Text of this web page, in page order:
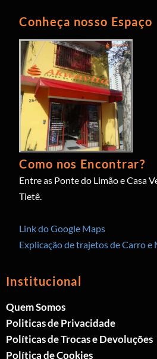
Conheça nosso Espaço
Como nos Encontrar?
Entre as Ponte do Limão e Casa
Tietê.
Link do Google Maps
Explicação de trajetos de Carro e
Institucional
Quem Somos
Politicas de Privacidade
Políticas de Trocas e Devoluções
Política de Cookies